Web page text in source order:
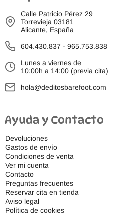
Calle Patricio Pérez 29
Torrevieja 03181
Alicante, España
604.430.837 - 965.753.838
Lunes a viernes de
10:00h a 14:00 (previa cita)
hola@deditosbarefoot.com
Ayuda y Contacto
Devoluciones
Gastos de envío
Condiciones de venta
Ver mi cuenta
Contacto
Preguntas frecuentes
Reservar cita en tienda
Aviso legal
Política de cookies